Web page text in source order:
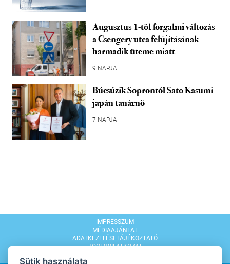
Augusztus 1-től forgalmi változás
a Csengery utca felújításának
harmadik üteme miatt
9 NAPJA
Búcsúzik Soprontól Sato Kasumi
japán tanárnő
7 NAPJA
IMPRESSZUM
MÉDIAAJÁNLAT
ADATKEZELÉSI TÁJÉKOZTATÓ
JOGI NYILATKOZAT
Sütik használata